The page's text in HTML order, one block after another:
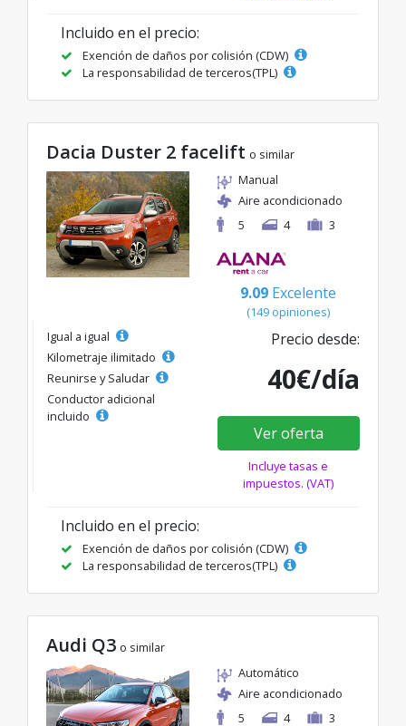
Incluido en el precio:
Exención de daños por colisión (CDW)
La responsabilidad de terceros(TPL)
Dacia Duster 2 facelift o similar
Manual
Aire acondicionado
5
4 3
9.09 Excelente
(149 opiniones)
Igual a igual
Kilometraje ilimitado
Reunirse y Saludar
Conductor adicional
incluido
Precio desde:
40€/día
Ver oferta
Incluye tasas e
impuestos. (VAT)
Incluido en el precio:
Exención de daños por colisión (CDW)
La responsabilidad de terceros(TPL)
Audi Q3 o similar
Automático
Aire acondicionado
5
4 3